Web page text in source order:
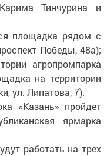
Тинчурина и
площадка рядом с
Победы, 48а);
агропромпарка
на территории
ул. Липатова, 7).
«Казань» пройдет
ярмарка
работать на трех